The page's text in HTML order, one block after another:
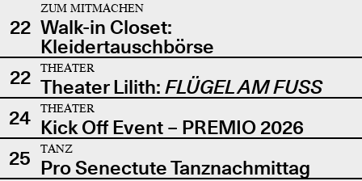
22
ZUM MITMACHEN
Walk-in Closet:
Kleidertauschbörse
22
THEATER
Theater Lilith: FLÜGEL AM FUSS
24
THEATER
Kick Off Event – PREMIO 2026
25
TANZ
Pro Senectute Tanznachmittag